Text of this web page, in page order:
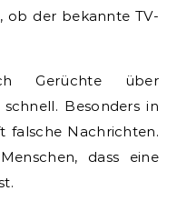
ob der bekannte TV-
Gerüchte über
Besonders in
falsche Nachrichten.
dass eine